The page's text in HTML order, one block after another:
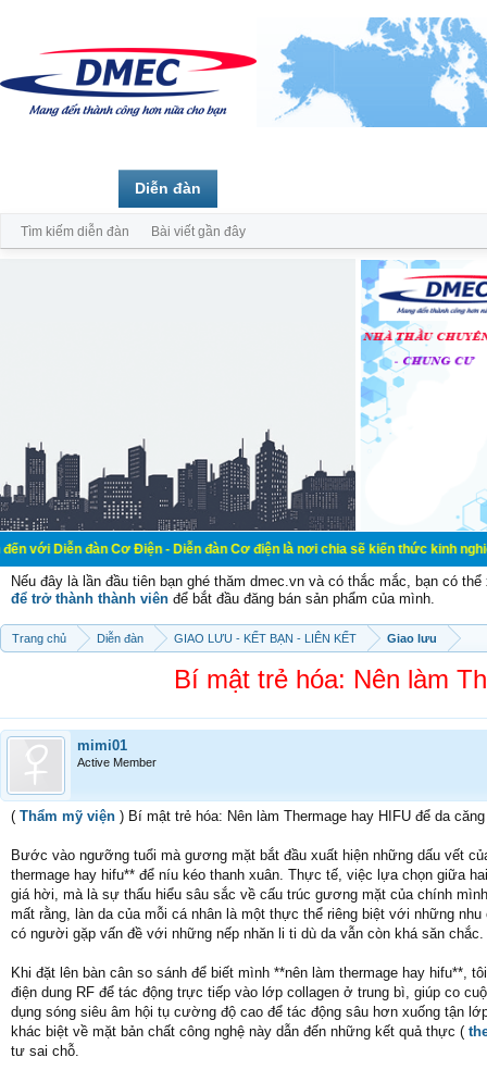
đàn Cơ Điện - Diễn đàn Cơ điện là nơi chia sẽ kiến thức kinh nghiệm
Nếu đây là lần đầu tiên bạn ghé thăm dmec.vn và có thắc mắc, bạn có
để trở thành thành viên để bắt đầu đăng bán sản phẩm của mình.
Trang chủ Diễn đàn GIAO LƯU - KẾT BẠN - LIÊN KẾT Giao lưu
Bí mật trẻ hóa: Nên làm
mimi01
Active Member
( Thẩm mỹ viện ) Bí mật trẻ hóa: Nên làm Thermage hay HIFU để da
Bước vào ngưỡng tuổi mà gương mặt bắt đầu xuất hiện những dấu vết
thermage hay hifu** để níu kéo thanh xuân. Thực tế, việc lựa chọn giữa
giá hời, mà là sự thấu hiểu sâu sắc về cấu trúc gương mặt của chính
mất rằng, làn da của mỗi cá nhân là một thực thể riêng biệt với những
có người gặp vấn đề với những nếp nhăn li ti dù da vẫn còn khá săn chắc.
Khi đặt lên bàn cân so sánh để biết mình **nên làm thermage hay hifu**,
điện dung RF để tác động trực tiếp vào lớp collagen ở trung bì, giúp co
dụng sóng siêu âm hội tụ cường độ cao để tác động sâu hơn xuống tận
khác biệt về mặt bản chất công nghệ này dẫn đến những kết quả thực (
tư sai chỗ.
Diễn đàn
Tìm kiếm diễn đàn Bài viết gần đây